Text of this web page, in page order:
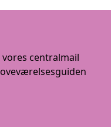
centralmail